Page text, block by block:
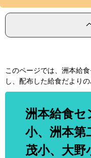
このページでは、洲本給
し、配布した給食だより
洲本給食
小、洲本第
茂小、大野